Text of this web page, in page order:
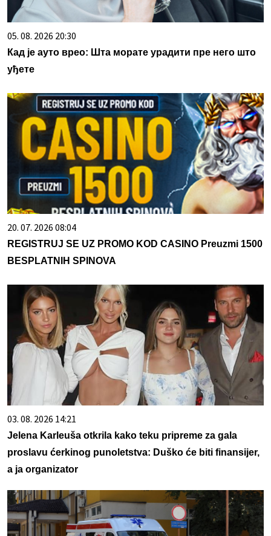
05. 08. 2026 20:30
Кад је ауто врео: Шта морате урадити пре него што
уђете
20. 07. 2026 08:04
REGISTRUJ SE UZ PROMO KOD CASINO Preuzmi 1500
BESPLATNIH SPINOVA
03. 08. 2026 14:21
Jelena Karleuša otkrila kako teku pripreme za gala
proslavu ćerkinog punoletstva: Duško će biti finansijer,
a ja organizator